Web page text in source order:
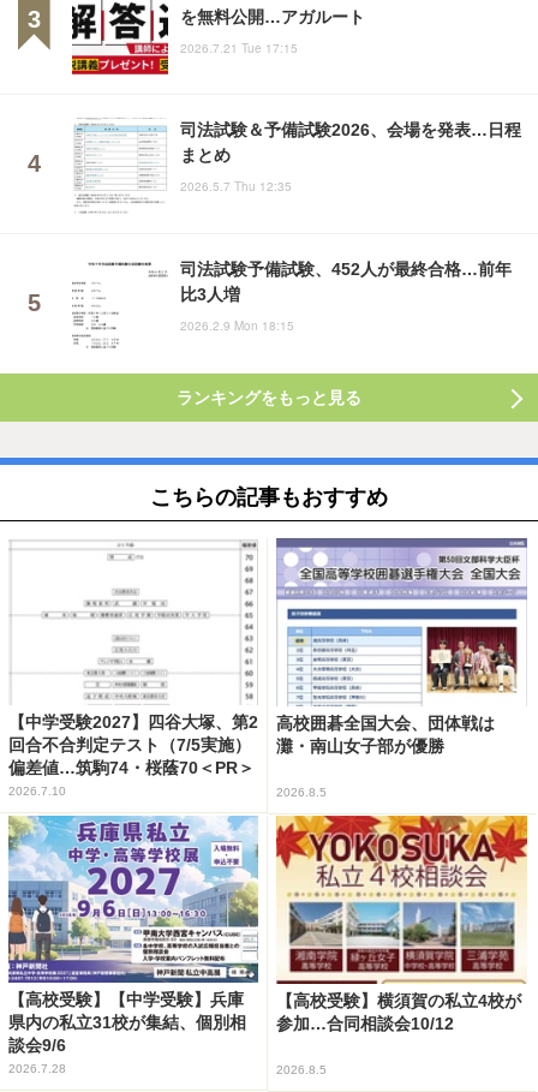
を無料公開…アガルート
2026.7.21 Tue 17:15
司法試験＆予備試験2026、会場を発表…日程
まとめ
2026.5.7 Thu 12:35
司法試験予備試験、452人が最終合格…前年
比3人増
2026.2.9 Mon 18:15
ランキングをもっと見る
こちらの記事もおすすめ
【中学受験2027】四谷大塚、第2
回合不合判定テスト（7/5実施）
偏差値…筑駒74・桜蔭70＜PR＞
2026.7.10
高校囲碁全国大会、団体戦は
灘・南山女子部が優勝
2026.8.5
【高校受験】【中学受験】兵庫
県内の私立31校が集結、個別相
談会9/6
2026.7.28
【高校受験】横須賀の私立4校が
参加…合同相談会10/12
2026.8.5